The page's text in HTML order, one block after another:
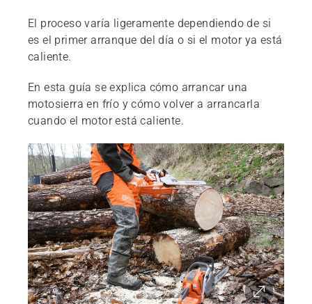
El proceso varía ligeramente dependiendo de si
es el primer arranque del día o si el motor ya está
caliente.
En esta guía se explica cómo arrancar una
motosierra en frío y cómo volver a arrancarla
cuando el motor está caliente.